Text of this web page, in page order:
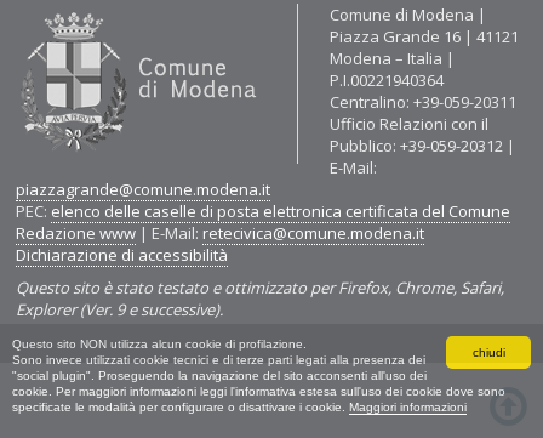
chiudi
Questo sito NON utilizza alcun cookie di profilazione.
Sono invece utilizzati cookie tecnici e di terze parti legati alla presenza dei
"social plugin". Proseguendo la navigazione del sito acconsenti all'uso dei
cookie. Per maggiori informazioni leggi l'informativa estesa sull'uso dei cookie dove sono
specificate le modalità per configurare o disattivare i cookie. Maggiori informazioni
Contatti
Comune di Modena |
Piazza Grande 16 | 41121
Modena – Italia |
P.I.00221940364
Centralino: +39-059-20311
Ufficio Relazioni con il
Pubblico: +39-059-20312 |
E-Mail:
piazzagrande@comune.modena.it
PEC: elenco delle caselle di posta elettronica certificata del Comune
Redazione www | E-Mail: retecivica@comune.modena.it
Dichiarazione di accessibilità
Questo sito è stato testato e ottimizzato per Firefox, Chrome, Safari,
Explorer (Ver. 9 e successive).